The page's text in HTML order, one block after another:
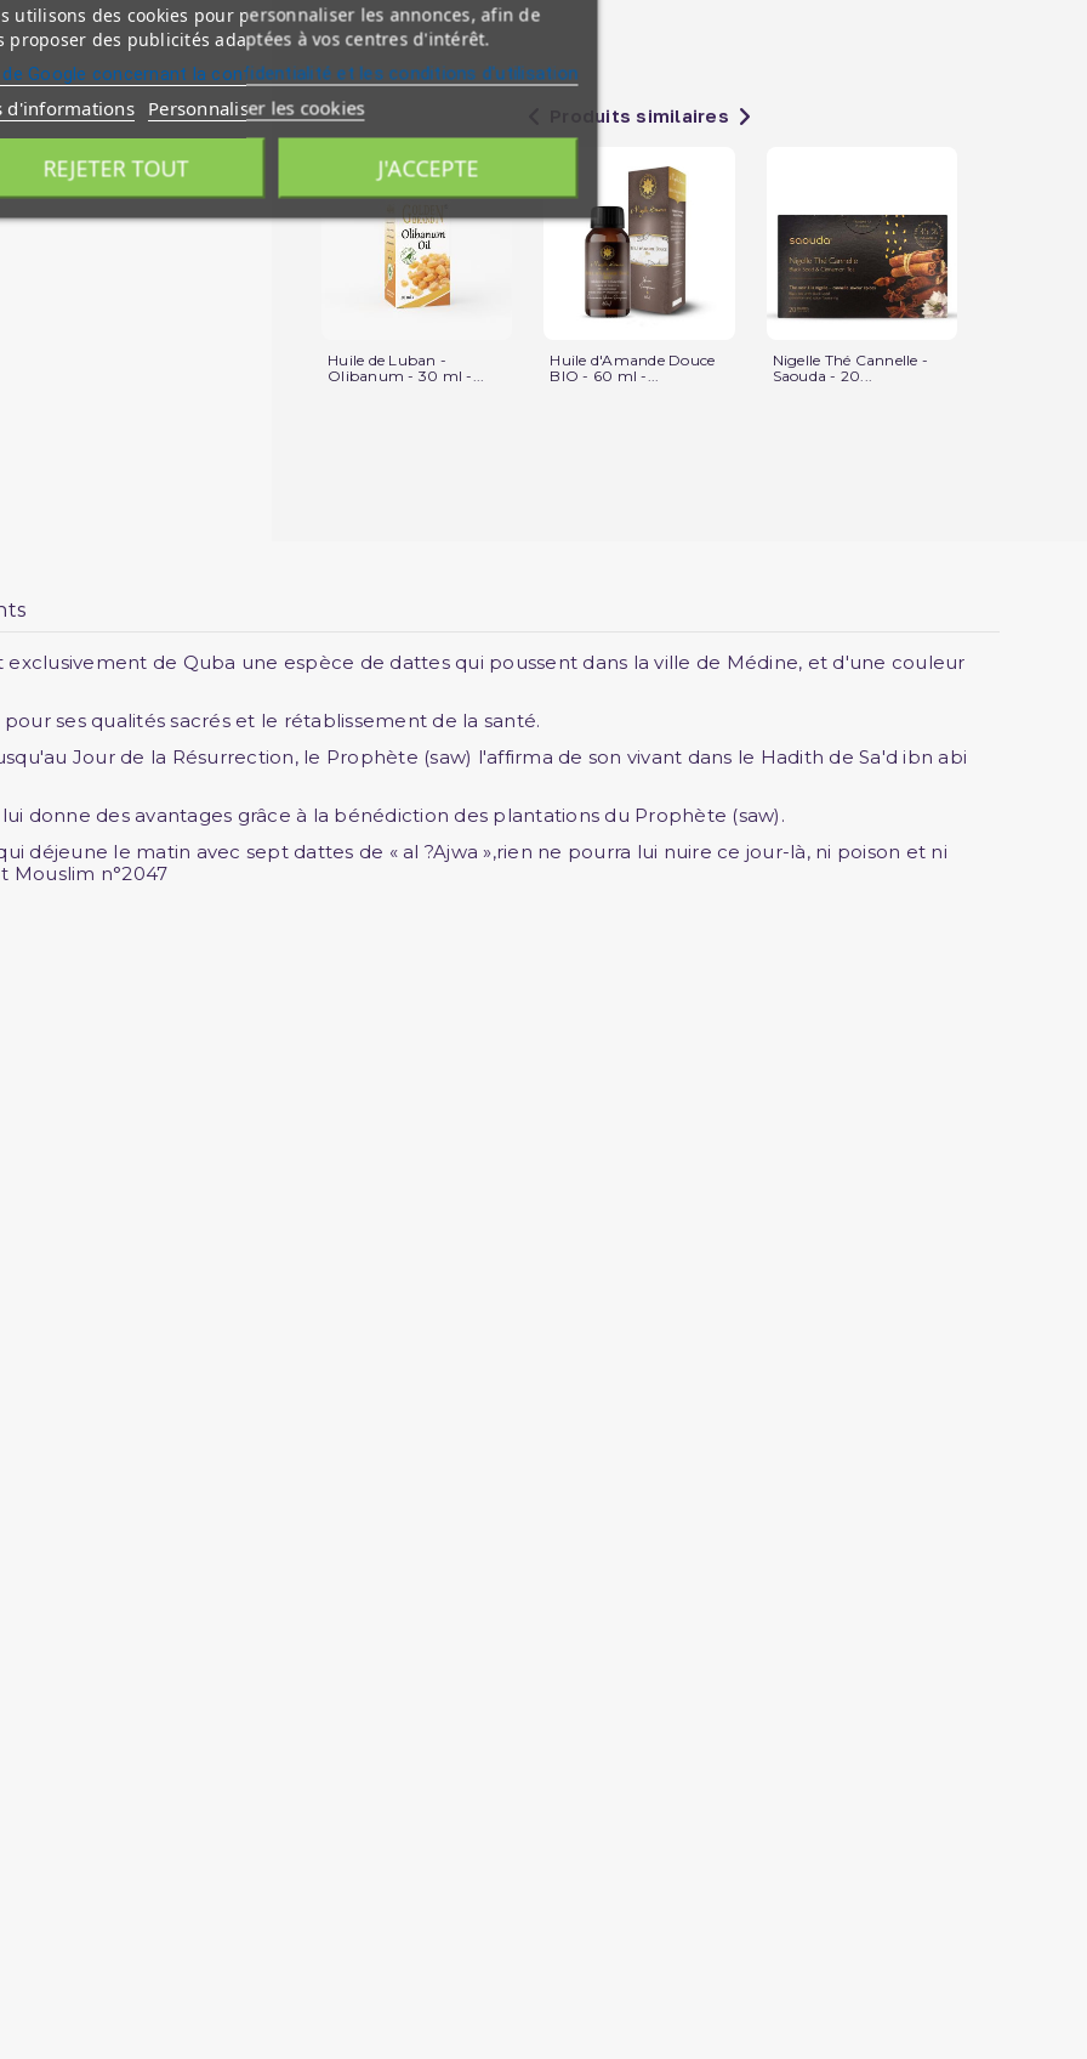
Produits similaires
Huile de Luban -
Olibanum - 30 ml -...
Huile d'Amande Douce
BIO - 60 ml -...
Nigelle Thé Cannelle -
Saouda - 20...
exclusivement de Quba une espèce de dattes qui poussent dans la ville de Médine, et d'une couleur
ses qualités sacrés et le rétablissement de la santé.
Jour de la Résurrection, le Prophète (saw) l'affirma de son vivant dans le Hadith de Sa'd ibn abi
donne des avantages grâce à la bénédiction des plantations du Prophète (saw).
déjeune le matin avec sept dattes de « al ?Ajwa »,rien ne pourra lui nuire ce jour-là, ni poison et ni
Mouslim n°2047
utilisons des cookies pour personnaliser les annonces, afin de
proposer des publicités adaptées à vos centres d'intérêt.
Google concernant la confidentialité et les conditions d'utilisation
d'informations Personnaliser les cookies
REJETER TOUT J'ACCEPTE